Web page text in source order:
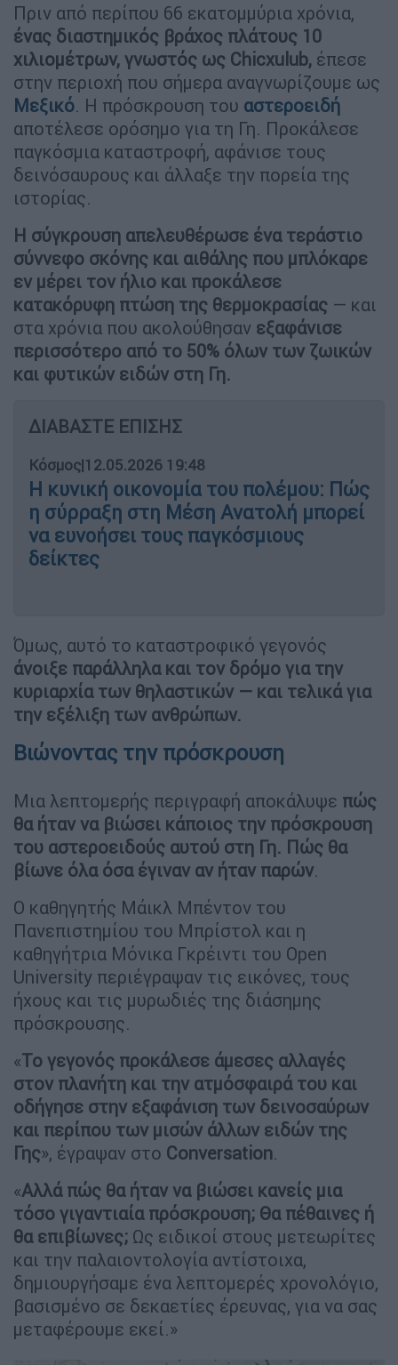
Πριν από περίπου 66 εκατομμύρια χρόνια,
ένας διαστημικός βράχος πλάτους 10
χιλιομέτρων, γνωστός ως Chicxulub, έπεσε
στην περιοχή που σήμερα αναγνωρίζουμε ως
Μεξικό. Η πρόσκρουση του αστεροειδή
αποτέλεσε ορόσημο για τη Γη. Προκάλεσε
παγκόσμια καταστροφή, αφάνισε τους
δεινόσαυρους και άλλαξε την πορεία της
ιστορίας.
Η σύγκρουση απελευθέρωσε ένα τεράστιο
σύννεφο σκόνης και αιθάλης που μπλόκαρε
εν μέρει τον ήλιο και προκάλεσε
κατακόρυφη πτώση της θερμοκρασίας — και
στα χρόνια που ακολούθησαν εξαφάνισε
περισσότερο από το 50% όλων των ζωικών
και φυτικών ειδών στη Γη.
ΔΙΑΒΑΣΤΕ ΕΠΙΣΗΣ
Κόσμος|12.05.2026 19:48
Η κυνική οικονομία του πολέμου: Πώς
η σύρραξη στη Μέση Ανατολή μπορεί
να ευνοήσει τους παγκόσμιους
δείκτες
Όμως, αυτό το καταστροφικό γεγονός
άνοιξε παράλληλα και τον δρόμο για την
κυριαρχία των θηλαστικών — και τελικά για
την εξέλιξη των ανθρώπων.
Βιώνοντας την πρόσκρουση
Μια λεπτομερής περιγραφή αποκάλυψε πώς
θα ήταν να βιώσει κάποιος την πρόσκρουση
του αστεροειδούς αυτού στη Γη. Πώς θα
βίωνε όλα όσα έγιναν αν ήταν παρών.
Ο καθηγητής Μάικλ Μπέντον του
Πανεπιστημίου του Μπρίστολ και η
καθηγήτρια Μόνικα Γκρέιντι του Open
University περιέγραψαν τις εικόνες, τους
ήχους και τις μυρωδιές της διάσημης
πρόσκρουσης.
«Το γεγονός προκάλεσε άμεσες αλλαγές
στον πλανήτη και την ατμόσφαιρά του και
οδήγησε στην εξαφάνιση των δεινοσαύρων
και περίπου των μισών άλλων ειδών της
Γης», έγραψαν στο Conversation.
«Αλλά πώς θα ήταν να βιώσει κανείς μια
τόσο γιγαντιαία πρόσκρουση; Θα πέθαινες ή
θα επιβίωνες; Ως ειδικοί στους μετεωρίτες
και την παλαιοντολογία αντίστοιχα,
δημιουργήσαμε ένα λεπτομερές χρονολόγιο,
βασισμένο σε δεκαετίες έρευνας, για να σας
μεταφέρουμε εκεί.»